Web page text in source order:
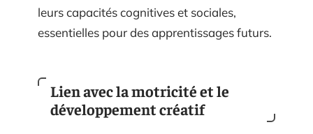
leurs capacités cognitives et sociales,
essentielles pour des apprentissages futurs.
Lien avec la motricité et le
développement créatif